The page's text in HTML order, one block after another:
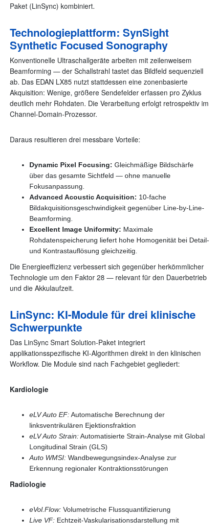
Paket (LinSync) kombiniert.
Technologieplattform: SynSight
Synthetic Focused Sonography
Konventionelle Ultraschallgeräte arbeiten mit zeilenweisem
Beamforming — der Schallstrahl tastet das Bildfeld sequenziell
ab. Das EDAN LX85 nutzt stattdessen eine zonenbasierte
Akquisition: Wenige, größere Sendefelder erfassen pro Zyklus
deutlich mehr Rohdaten. Die Verarbeitung erfolgt retrospektiv im
Channel-Domain-Prozessor.
Daraus resultieren drei messbare Vorteile:
Dynamic Pixel Focusing: Gleichmäßige Bildschärfe
über das gesamte Sichtfeld — ohne manuelle
Fokusanpassung.
Advanced Acoustic Acquisition: 10-fache
Bildakquisitionsgeschwindigkeit gegenüber Line-by-Line-
Beamforming.
Excellent Image Uniformity: Maximale
Rohdatenspeicherung liefert hohe Homogenität bei Detail-
und Kontrastauflösung gleichzeitig.
Die Energieeffizienz verbessert sich gegenüber herkömmlicher
Technologie um den Faktor 28 — relevant für den Dauerbetrieb
und die Akkulaufzeit.
LinSync: KI-Module für drei klinische
Schwerpunkte
Das LinSync Smart Solution-Paket integriert
applikationsspezifische KI-Algorithmen direkt in den klinischen
Workflow. Die Module sind nach Fachgebiet gegliedert:
Kardiologie
eLV Auto EF:Automatische Berechnung der
linksventrikulären Ejektionsfraktion
eLV Auto Strain:Automatisierte Strain-Analyse mit Global
Longitudinal Strain (GLS)
Auto WMSI: Wandbewegungsindex-Analyse zur
Erkennung regionaler Kontraktionsstörungen
Radiologie
eVol.Flow: Volumetrische Flussquantifizierung
Live VF: Echtzeit-Vaskularisationsdarstellung mit